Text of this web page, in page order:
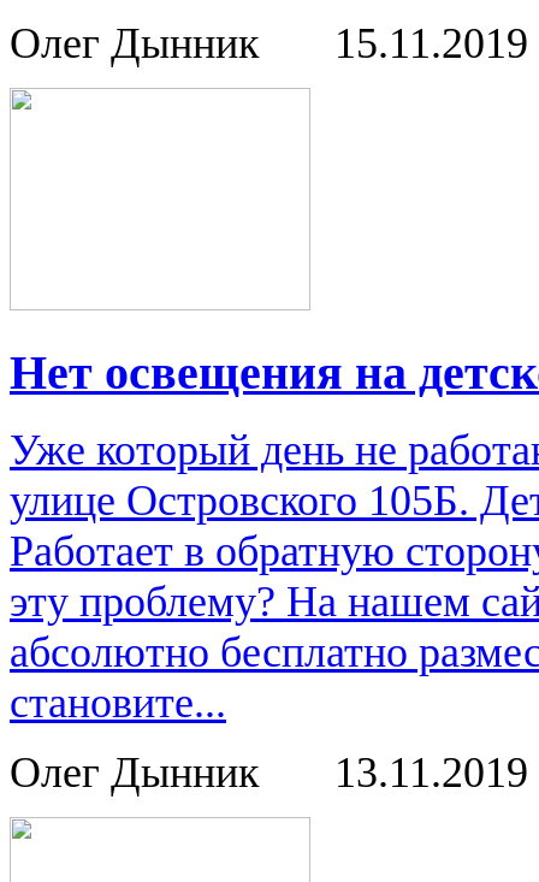
Олег Дынник
15.11.2019
Нет освещения на
Уже который день не
улице Островского 105Б.
Работает в обратную
эту проблему? На нашем
абсолютно бесплатно
становите...
Олег Дынник
13.11.2019